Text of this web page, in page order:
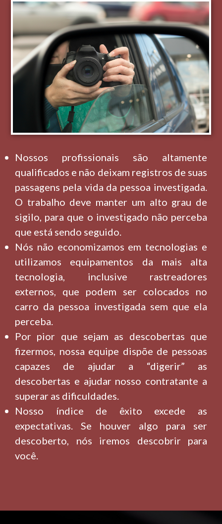
Nossos profissionais são altamente
qualificados e não deixam registros de suas
passagens pela vida da pessoa investigada.
O trabalho deve manter um alto grau de
sigilo, para que o investigado não perceba
que está sendo seguido.
Nós não economizamos em tecnologias e
utilizamos equipamentos da mais alta
tecnologia, inclusive rastreadores
externos, que podem ser colocados no
carro da pessoa investigada sem que ela
perceba.
Por pior que sejam as descobertas que
fizermos, nossa equipe dispõe de pessoas
capazes de ajudar a “digerir” as
descobertas e ajudar nosso contratante a
superar as dificuldades.
Nosso índice de êxito excede as
expectativas. Se houver algo para ser
descoberto, nós iremos descobrir para
você.